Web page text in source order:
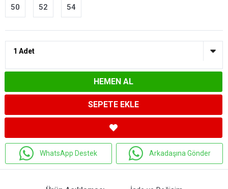
50 52 54
HEMEN AL
SEPETE EKLE
WhatsApp Destek Arkadaşına Gönder